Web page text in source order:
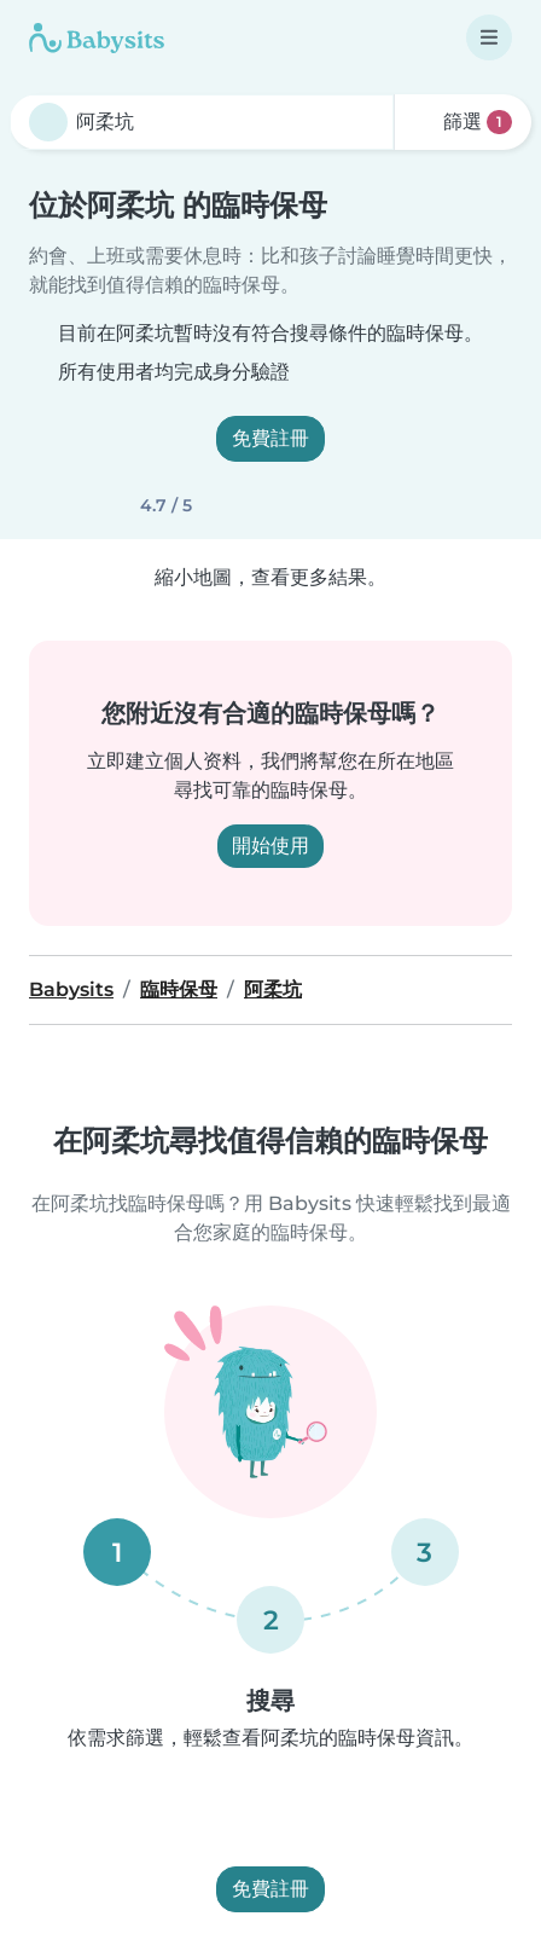
篩選 1
位於阿柔坑 的臨時保母
約會、上班或需要休息時：比和孩子討論睡覺時間更快，
就能找到值得信賴的臨時保母。
目前在阿柔坑暫時沒有符合搜尋條件的臨時保母。
所有使用者均完成身分驗證
免費註冊
4.7 / 5
縮小地圖，查看更多結果。
您附近沒有合適的臨時保母嗎？
立即建立個人资料，我們將幫您在所在地區
尋找可靠的臨時保母。
開始使用
Babysits 臨時保母 阿柔坑
在阿柔坑尋找值得信賴的臨時保母
在阿柔坑找臨時保母嗎？用 Babysits 快速輕鬆找到最適
合您家庭的臨時保母。
1
2
3
搜尋
依需求篩選，輕鬆查看阿柔坑的臨時保母資訊。
免費註冊